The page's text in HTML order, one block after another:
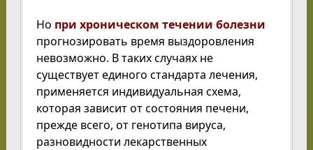
Но при хроническом течении болезни
прогнозировать время выздоровления
невозможно. В таких случаях не
существует единого стандарта лечения,
применяется индивидуальная схема,
которая зависит от состояния печени,
прежде всего, от генотипа вируса,
разновидности лекарственных